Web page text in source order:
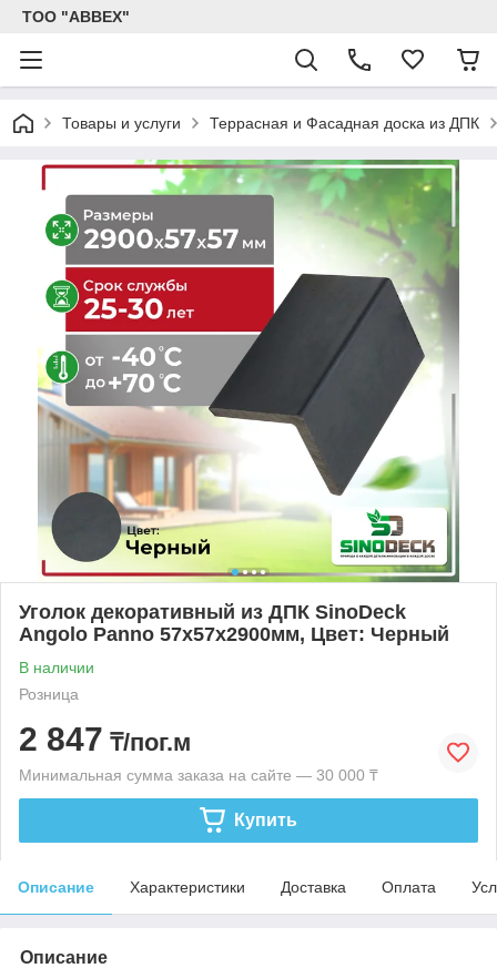
ТОО "ABBEX"
Товары и услуги Террасная и Фасадная доска из ДПК
Уголок декоративный из ДПК SinoDeck
Angolo Panno 57х57х2900мм, Цвет: Черный
В наличии
Розница
2 847 ₸/пог.м
Минимальная сумма заказа на сайте — 30 000 ₸
Купить
Описание Характеристики Доставка Оплата
Описание